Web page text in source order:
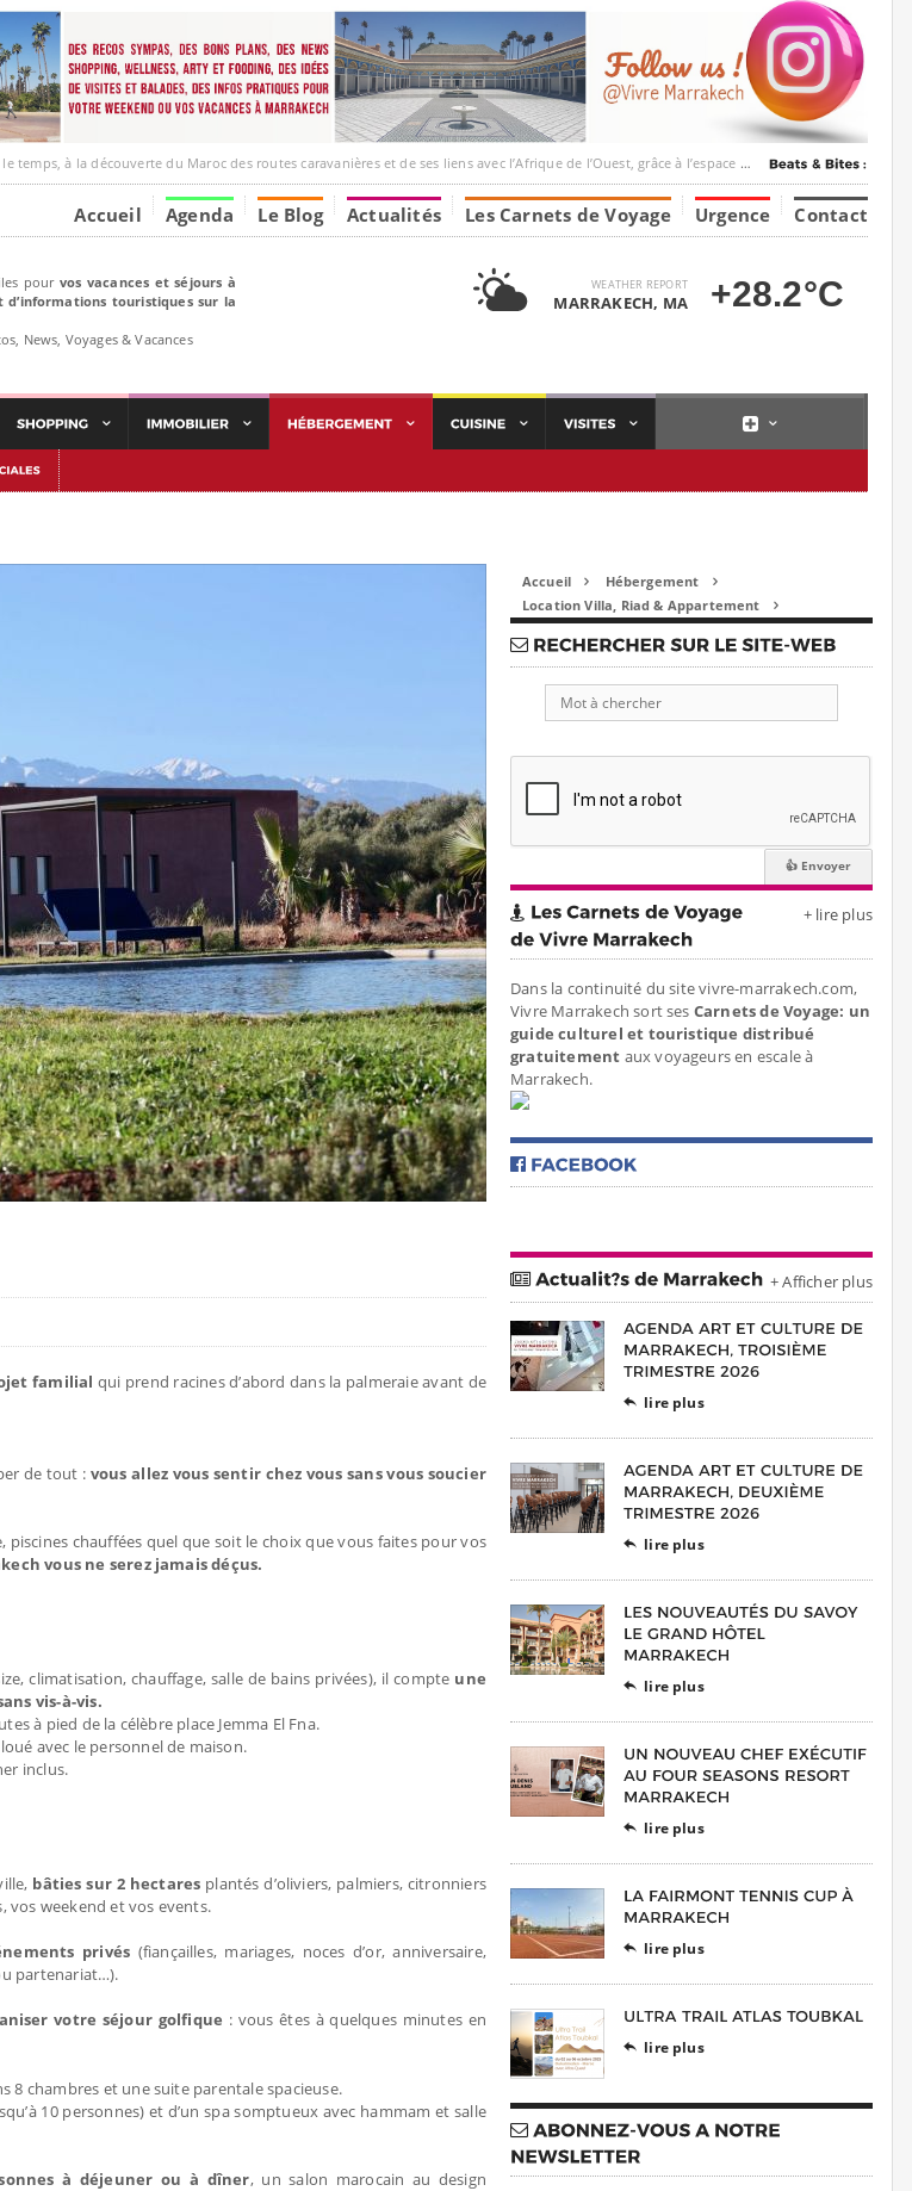
découverte du Maroc des routes caravanières et de ses liens avec l’Afrique de l’Ouest, grâce à l’espace Marrakesh-Tumbuktu.
Accueil Agenda Le Blog Actualités Les Carnets de Voyage Urgence Contact
pour vos vacances et séjours à
touristiques sur la
News, Voyages & Vacances
WEATHER REPORT
MARRAKECH, MA +28.2°C
familialqui prend racines d’abord dans la palmeraie avant de
de tout : vous allez vous sentir chez vous sans vous soucier
chauffées quel que soit le choix que vous faites pour vos
vous ne serez jamais déçus.
climatisation, chauffage, salle de bains privées), il compte une
vis-à-vis.
à pied de la célèbre place Jemma El Fna.
avec le personnel de maison.
inclus.
bâties sur 2 hectares plantés d’oliviers, palmiers, citronniers
vos weekend et vos events.
privés (fiançailles, mariages, noces d’or, anniversaire,
partenariat…).
votre séjour golfique : vous êtes à quelques minutes en
8 chambres et une suite parentale spacieuse.
10 personnes) et d’un spa somptueux avec hammam et salle
à déjeuner ou à dîner, un salon marocain au design
Accueil  Hébergement 
Location Villa, Riad & Appartement 
+ lire plus
Dans la continuité du site vivre-marrakech.com,
Vivre Marrakech sort ses Carnets de Voyage: un
guide culturel et touristique distribué
gratuitement aux voyageurs en escale à
Marrakech.
+ Afficher plus
 lire plus
 lire plus
 lire plus
 lire plus
 lire plus
 lire plus